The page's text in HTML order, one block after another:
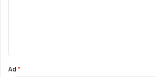
Ad *